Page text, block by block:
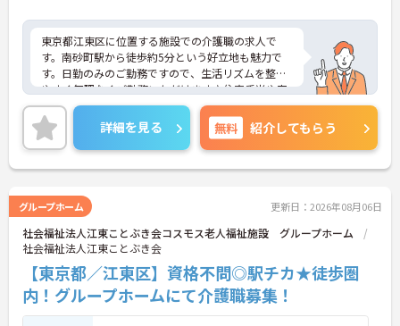
東京都江東区に位置する施設での介護職の求人で
す。南砂町駅から徒歩約5分という好立地も魅力で
す。日勤のみのご勤務ですので、生活リズムを整え
やすく無理なくご勤務いただけます♪住宅手当や家
族手当など、福利厚生も充実しています。ご興味の
ある方には、面接対策ポイントなど、さらに詳細を
お話しいたしますので、お気軽にご相談ください。
詳細を見る 無料 紹介してもらう
グループホーム 更新日：2026年08月06日
社会福祉法人江東ことぶき会コスモス老人福祉施設 グループホーム
社会福祉法人江東ことぶき会
【東京都／江東区】資格不問◎駅チカ★徒歩圏
内！グループホームにて介護職募集！